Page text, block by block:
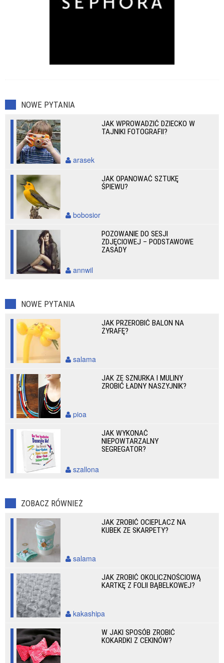
NOWE PYTANIA
JAK WPROWADZIĆ DZIECKO W
TAJNIKI FOTOGRAFII?
arasek
JAK OPANOWAĆ SZTUKĘ
ŚPIEWU?
bobosior
POZOWANIE DO SESJI
ZDJĘCIOWEJ – PODSTAWOWE
ZASADY
annwil
NOWE PYTANIA
JAK PRZEROBIĆ BALON NA
ŻYRAFĘ?
salama
JAK ZE SZNURKA I MULINY
ZROBIĆ ŁADNY NASZYJNIK?
pioa
JAK WYKONAĆ
NIEPOWTARZALNY
SEGREGATOR?
szallona
ZOBACZ RÓWNIEŻ
JAK ZROBIĆ OCIEPLACZ NA
KUBEK ZE SKARPETY?
salama
JAK ZROBIĆ OKOLICZNOŚCIOWĄ
KARTKĘ Z FOLII BĄBELKOWEJ?
kakashipa
W JAKI SPOSÓB ZROBIĆ
KOKARDKI Z CEKINÓW?